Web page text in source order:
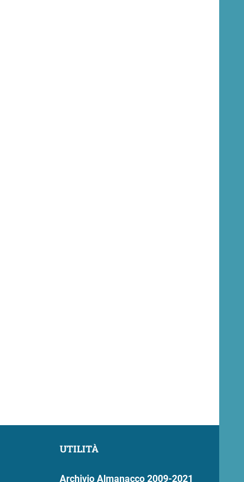
UTILITÀ
Archivio Almanacco 2009-2021